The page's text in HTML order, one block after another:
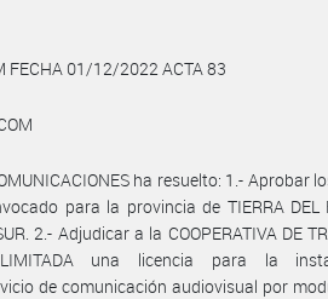
FECHA 01/12/2022 ACTA 83
ha resuelto: 1.- Aprobar
para la provincia de TIERRA DEL
2.- Adjudicar a la COOPERATIVA DE
LIMITADA una licencia para la
de comunicación audiovisual por